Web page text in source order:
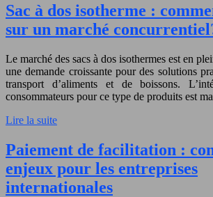
Sac à dos isotherme :
sur un marché
Le marché des sacs à dos isothermes est en
une demande croissante pour des solutions
transport d’aliments et de boissons.
consommateurs pour ce type de produits est
Lire la suite
Paiement de facilitation :
enjeux pour les entreprises
internationales